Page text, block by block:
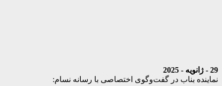
29 - ژانویه - 2025
نماینده بناب در گفت‌وگوی اختصاصی با رسانه نسام: